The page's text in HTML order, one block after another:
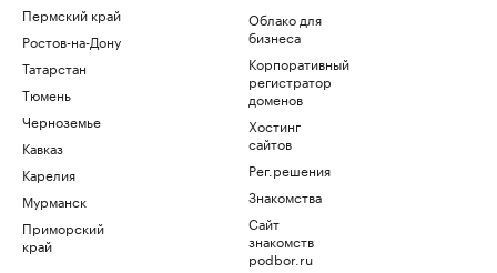
Пермский край
Ростов-на-Дону
Татарстан
Тюмень
Черноземье
Кавказ
Карелия
Мурманск
Приморский
край
Облако для
бизнеса
Корпоративный
регистратор
доменов
Хостинг
сайтов
Рег.решения
Знакомства
Сайт
знакомств
podbor.ru